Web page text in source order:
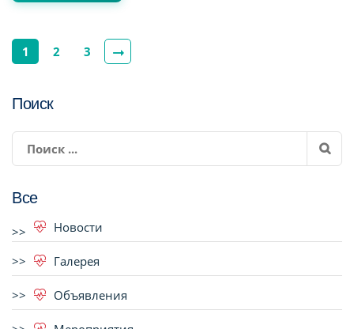
Поиск
Все
Новости
Галерея
Объявления
1 2 3